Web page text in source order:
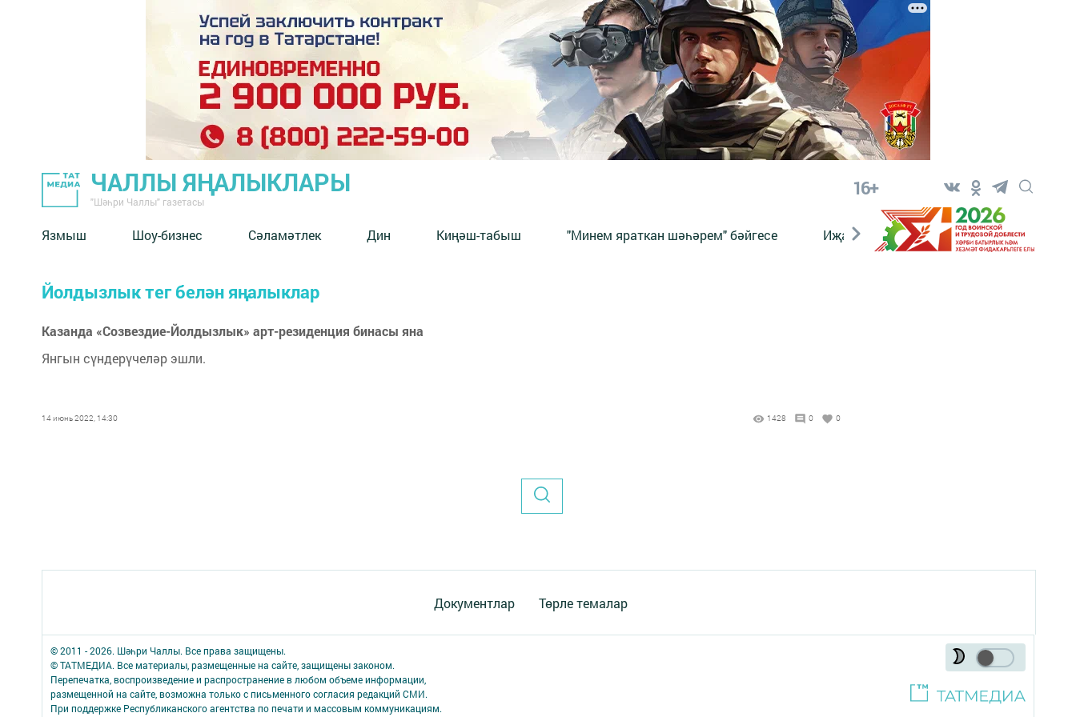
ЧАЛЛЫ ЯҢАЛЫКЛАРЫ
"Шәһри Чаллы" газетасы
16+
Язмыш Шоу-бизнес Сәламәтлек Дин Киңәш-табыш "Минем яраткан шәһәрем" бәйгесе Иҗат Реклама Онлайн
Йолдызлык тег белән яңалыклар
Казанда «Созвездие-Йолдызлык» арт-резиденция бинасы яна
Янгын сүндерүчеләр эшли.
14 июнь 2022, 14:30 1428 0 0
Документлар Төрле темалар
© 2011 - 2026. Шәһри Чаллы. Все права защищены.
© ТАТМЕДИА. Все материалы, размещенные на сайте, защищены законом.
Перепечатка, воспроизведение и распространение в любом объеме информации,
размещенной на сайте, возможна только с письменного согласия редакций СМИ.
При поддержке Республиканского агентства по печати и массовым коммуникациям.